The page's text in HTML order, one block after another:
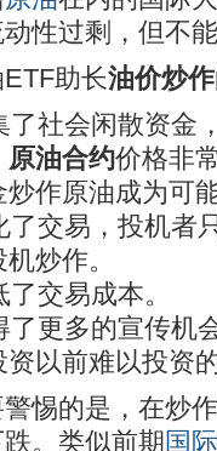
性过剩，但不
助长油价炒作
了社会闲散资金
原油合约价格非
作原油成为可能
了交易，投机者
炒作。
了交易成本。
了更多的宣传机
资以前难以投资
的是，在炒作
。类似前期国